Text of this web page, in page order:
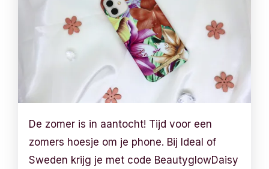
De zomer is in aantocht! Tijd voor een
zomers hoesje om je phone. Bij Ideal of
Sweden krijg je met code BeautyglowDaisy